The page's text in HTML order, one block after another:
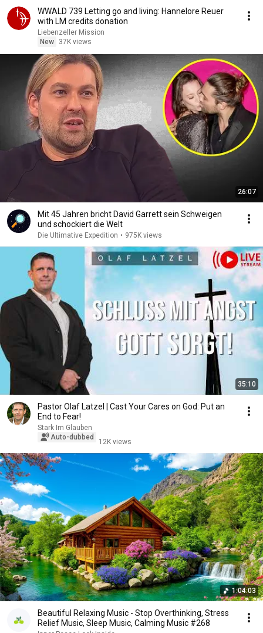
WWALD 739 Letting go and living: Hannelore Reuer
with LM credits donation
Liebenzeller Mission
New
37K views
26:07
Mit 45 Jahren bricht David Garrett sein Schweigen
und schockiert die Welt
Die Ultimative Expedition • 975K views
35:10
Pastor Olaf Latzel | Cast Your Cares on God: Put an
End to Fear!
Stark Im Glauben
Auto-dubbed
12K views
1:04:03
Beautiful Relaxing Music - Stop Overthinking, Stress
Relief Music, Sleep Music, Calming Music #268